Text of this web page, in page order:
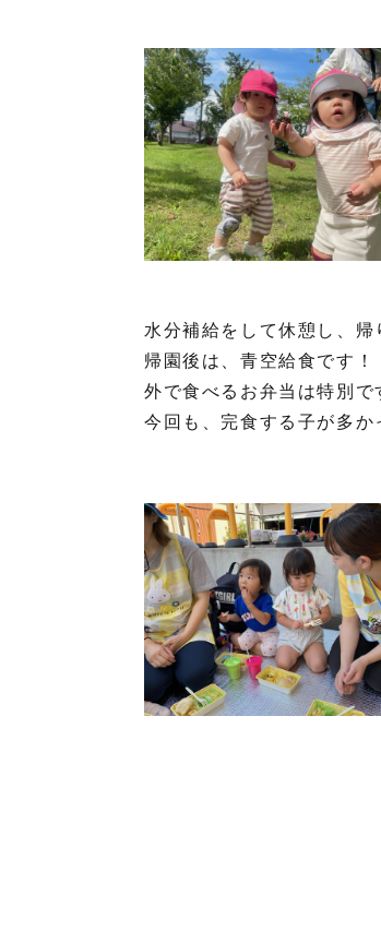
水分補給をして休憩し、帰
帰園後は、青空給食です！
外で食べるお弁当は特別
今回も、完食する子が多か